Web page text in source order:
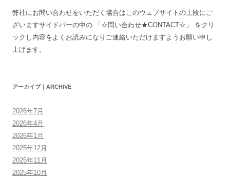
弊社にお問い合わせをいただく場合はこのウェブサイトの上段にご
ざいますサイドバーの中の 「☆問い合わせ★CONTACT☆」 をクリ
ックし内容をよくお読みになりご連絡いただけますようお願い申し
上げます。
アーカイブ｜ARCHIVE
2026年7月
2026年4月
2026年1月
2025年12月
2025年11月
2025年10月